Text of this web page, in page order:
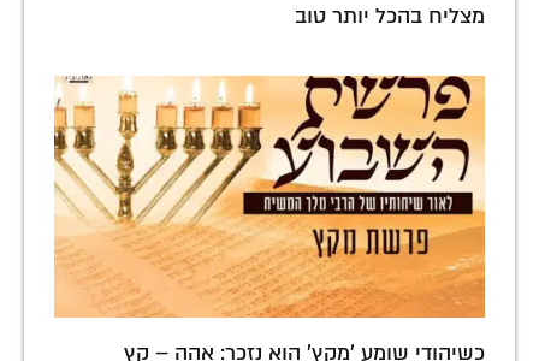
מצליח בהכל יותר טוב
כשיהודי שומע 'מקץ' הוא נזכר: אהה – קץ